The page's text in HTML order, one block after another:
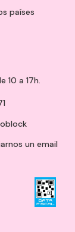
países
10 a 17h.
un email